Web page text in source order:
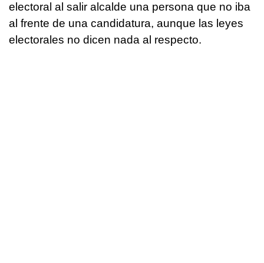
electoral al salir alcalde una persona que no iba
al frente de una candidatura, aunque las leyes
electorales no dicen nada al respecto.